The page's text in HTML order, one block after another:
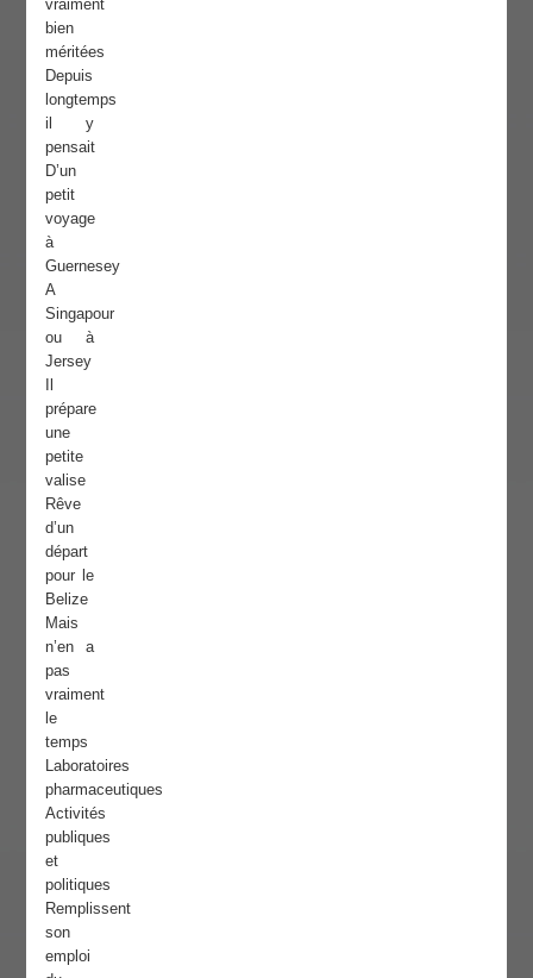
vraiment
bien
méritées
Depuis
longtemps
il y
pensait
D’un
petit
voyage
à
Guernesey
A
Singapour
ou à
Jersey
prépare
une
petite
valise
Rêve
d’un
départ
pour le
Belize
Mais
n’en a
pas
vraiment
le
temps
Laboratoires
pharmaceutiques
Activités
publiques
et
politiques
Remplissent
son
emploi